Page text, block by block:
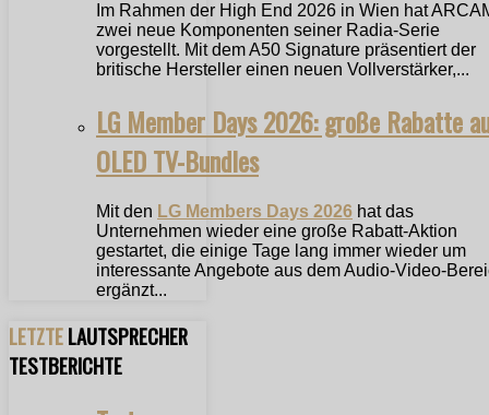
Im Rahmen der High End 2026 in Wien hat
zwei neue Komponenten seiner Radia-Serie
vorgestellt. Mit dem A50 Signature präsentiert der
britische Hersteller einen neuen Vollverstärker,...
LG Member Days 2026: große Rabatte
OLED TV-Bundles
Mit den LG Members Days 2026 hat das
Unternehmen wieder eine große Rabatt-Aktion
gestartet, die einige Tage lang immer wieder um
interessante Angebote aus dem Audio-Video-
ergänzt...
LETZTELAUTSPRECHER
TESTBERICHTE